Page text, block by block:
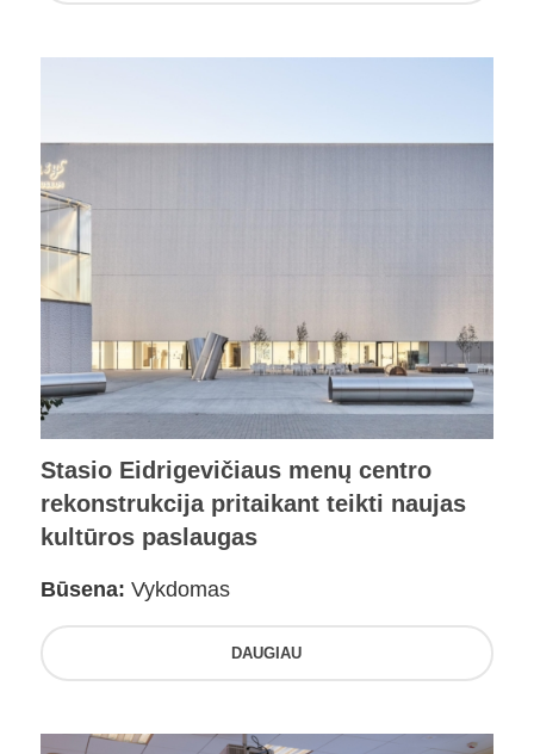
Stasio Eidrigevičiaus menų centro
rekonstrukcija pritaikant teikti naujas
kultūros paslaugas
Būsena: Vykdomas
DAUGIAU